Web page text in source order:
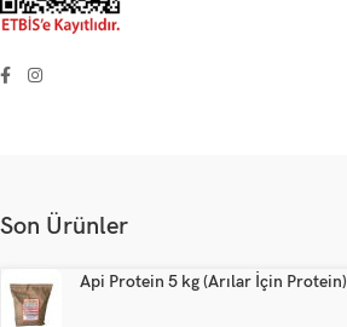
Son Ürünler
Api Protein 5 kg (Arılar İçin Protein)